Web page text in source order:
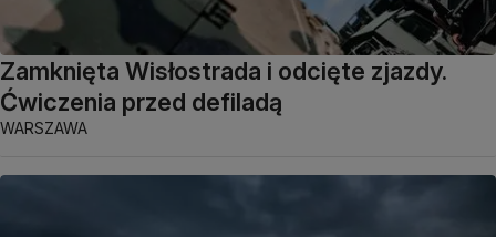
Zamknięta Wisłostrada i odcięte zjazdy.
Ćwiczenia przed defiladą
WARSZAWA